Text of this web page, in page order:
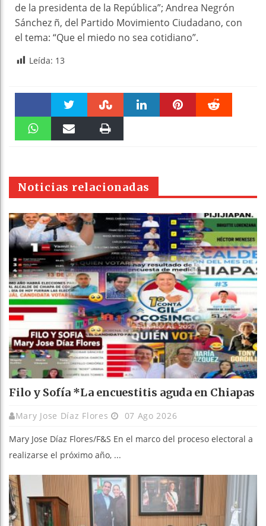
de la presidenta de la República”; Andrea Negrón
Sánchez ñ, del Partido Movimiento Ciudadano, con
el tema: “Que el miedo no sea cotidiano”.
Leída: 13
Faceboo Twitter Stumble
pt
Noticias relacionadas
Filo y Sofía *La encuestitis aguda en Chiapas
Mary Jose Díaz Flores 07 Ago 2026
Mary Jose Díaz Flores/F&S En el marco del proceso electoral a
realizarse el próximo año, ...